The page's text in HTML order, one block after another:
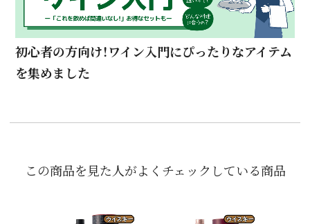
初心者の方向け！ワイン入門にぴったりなアイテム
を集めました
この商品を見た人がよくチェックしている商品